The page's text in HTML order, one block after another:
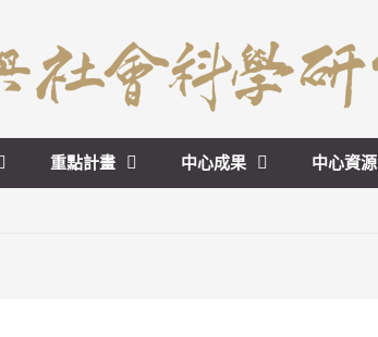
重點計畫 中心成果 中心資源